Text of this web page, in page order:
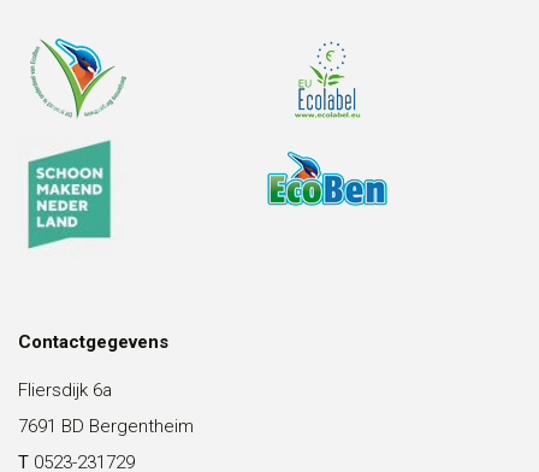
Contactgegevens
Fliersdijk 6a
7691 BD Bergentheim
T 0523-231729